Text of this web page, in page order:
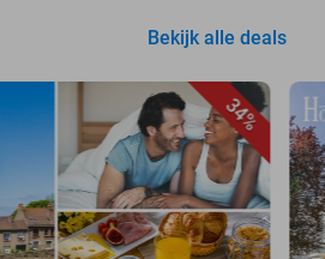
Bekijk alle deals
34%